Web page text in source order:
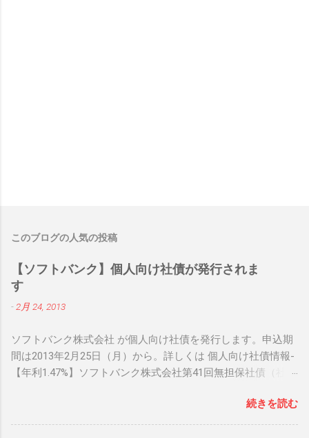
このブログの人気の投稿
【ソフトバンク】個人向け社債が発行されま
す
- 2月 24, 2013
ソフトバンク株式会社 が個人向け社債を発行します。申込期
間は2013年2月25日（月）から。詳しくは 個人向け社債情報-
【年利1.47%】ソフトバンク株式会社第41回無担保社債（社債
向け社債情報 関連リンク： 銀行人気ブログランキング続きを読む